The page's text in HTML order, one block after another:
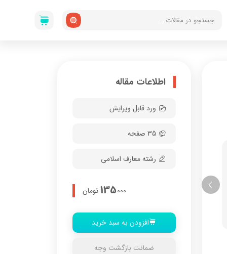
اطلاعات مقاله
ورد قابل ویرایش
35 صفحه
رشته معارف اسلامی
135000 تومان
افزودن به سبد خرید
ضمانت بازگشت وجه